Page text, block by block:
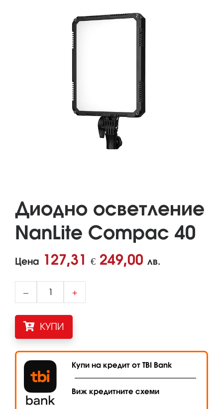
Диодно осветление
NanLite Compac 40
Цена 127,31 € 249,00 лв.
– +
КУПИ
Купи на кредит от TBI Bank
Виж кредитните схеми